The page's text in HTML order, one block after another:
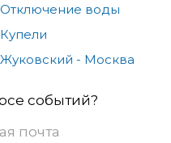
Отключение воды
Купели
Жуковский - Москва
событий?